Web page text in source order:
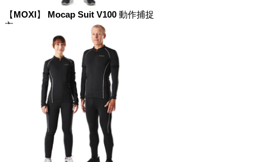
【MOXI】 Mocap Suit V100 動作捕捉
衣